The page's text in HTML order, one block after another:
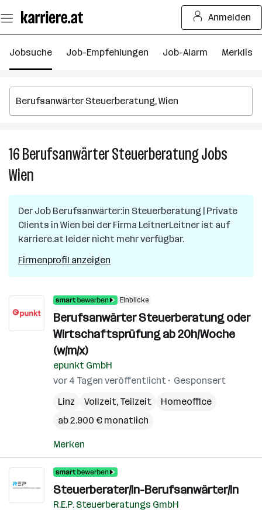
Seiteninhalt
springen
Anmelden
Jobsuche Job-Empfehlungen Job-Alarm Merkliste
16Berufsanwärter SteuerberatungJobs
Wien
Der Job Berufsanwärter:in Steuerberatung | Private
Clients in Wien bei der Firma LeitnerLeitner ist auf
karriere.at leider nicht mehr verfügbar.
Firmenprofil anzeigen
Einblicke
Berufsanwärter Steuerberatung oder
Wirtschaftsprüfung ab 20h/Woche
(w/m/x)
epunkt GmbH
vor 4 Tagen veröffentlicht
Gesponsert
Linz
Vollzeit, Teilzeit
Homeoffice
ab 2.900 € monatlich
Merken
Steuerberater/in-Berufsanwärter/in
R.E.P. Steuerberatungs GmbH